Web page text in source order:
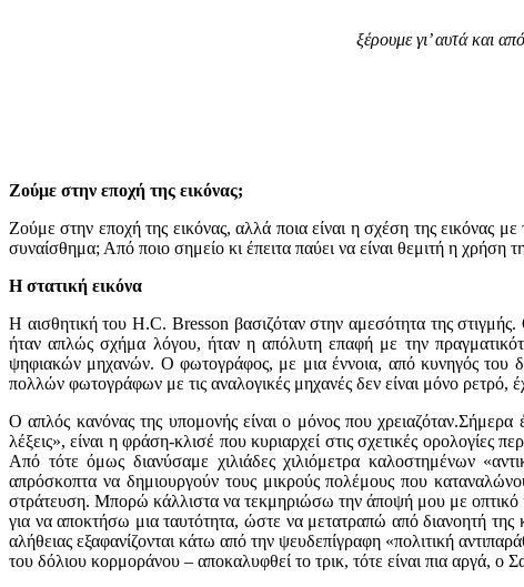
ξέρουμε γι’ αυτά και
Ζούμε στην εποχή της εικόνας;
Ζούμε στην εποχή της εικόνας, αλλά ποια είναι η σχέση της εικόνας
συναίσθημα; Από ποιο σημείο κι έπειτα παύει να είναι θεμιτή η
Η στατική εικόνα
Η αισθητική του H.C. Bresson βασιζόταν στην αμεσότητα της
ήταν απλώς σχήμα λόγου, ήταν η απόλυτη επαφή με την
ψηφιακών μηχανών. Ο φωτογράφος, με μια έννοια, από κυνηγός του
πολλών φωτογράφων με τις αναλογικές μηχανές δεν είναι μόνο ρετρό,
Ο απλός κανόνας της υπομονής είναι ο μόνος που
λέξεις», είναι η φράση-κλισέ που κυριαρχεί στις σχετικές
Από τότε όμως διανύσαμε χιλιάδες χιλιόμετρα καλοστημένων
απρόσκοπτα να δημιουργούν τους μικρούς πολέμους που
στράτευση. Μπορώ κάλλιστα να τεκμηριώσω την άποψή μου με οπτικό
για να αποκτήσω μια ταυτότητα, ώστε να μετατραπώ από διανοητή της
αλήθειας εξαφανίζονται κάτω από την ψευδεπίγραφη «πολιτική
του δόλιου κορμοράνου – αποκαλυφθεί το τρικ, τότε είναι πια αργά, ο